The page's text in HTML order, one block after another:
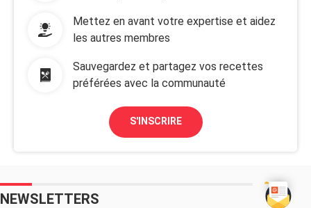
Mettez en avant votre expertise et aidez
les autres membres
Sauvegardez et partagez vos recettes
préférées avec la communauté
S'INSCRIRE
NEWSLETTERS